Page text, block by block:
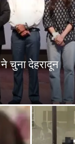
चुना देहरादून